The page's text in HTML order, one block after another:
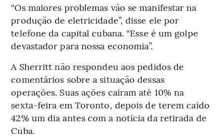
“Os maiores problemas vão se manifestar na
produção de eletricidade”, disse ele por
telefone da capital cubana. “Esse é um golpe
devastador para nossa economia”.
A Sherritt não respondeu aos pedidos de
comentários sobre a situação dessas
operações. Suas ações caíram até 10% na
sexta-feira em Toronto, depois de terem caído
42% um dia antes com a notícia da retirada de
Cuba.